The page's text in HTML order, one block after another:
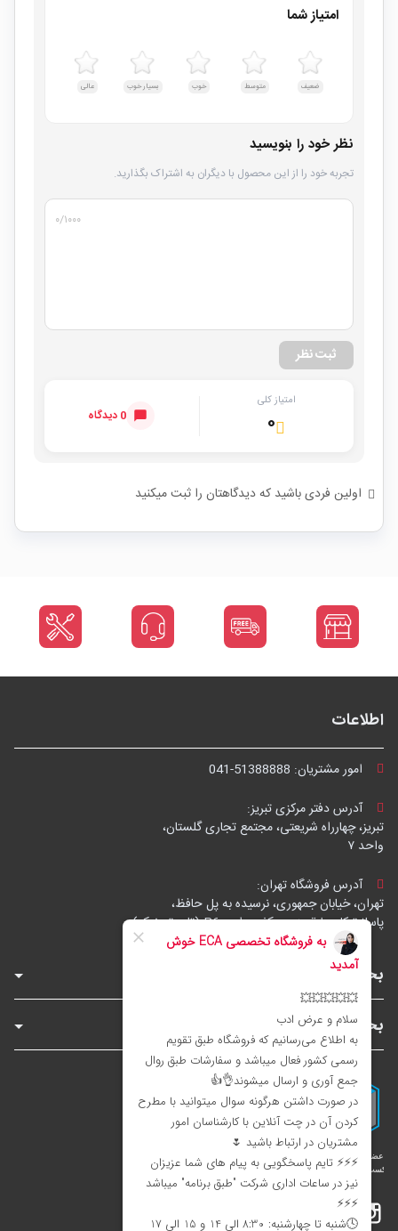
امتیاز شما
ضعیف متوسط خوب بسیار خوب عالی
نظر خود را بنویسید
تجربه خود را از این محصول با دیگران به اشتراک بگذارید.
۰/۱۰۰۰
ثبت نظر
امتیاز کلی
۰ 0 دیدگاه
اولین فردی باشید که دیدگاهتان را ثبت میکنید
اطلاعات
امور مشتریان: 041-51388888
آدرس دفتر مرکزی تبریز:
تبریز، چهارراه شریعتی، مجتمع تجاری گلستان،
واحد ۷
آدرس فروشگاه تهران:
تهران، خیابان جمهوری، نرسیده به پل حافظ،
پاساژ توکل، طبقه زیرهمکف، واحد B6 (تاپ ترونیک)
بخش‌های فروشگاه
بخش‌های سایت
اینستاگرام